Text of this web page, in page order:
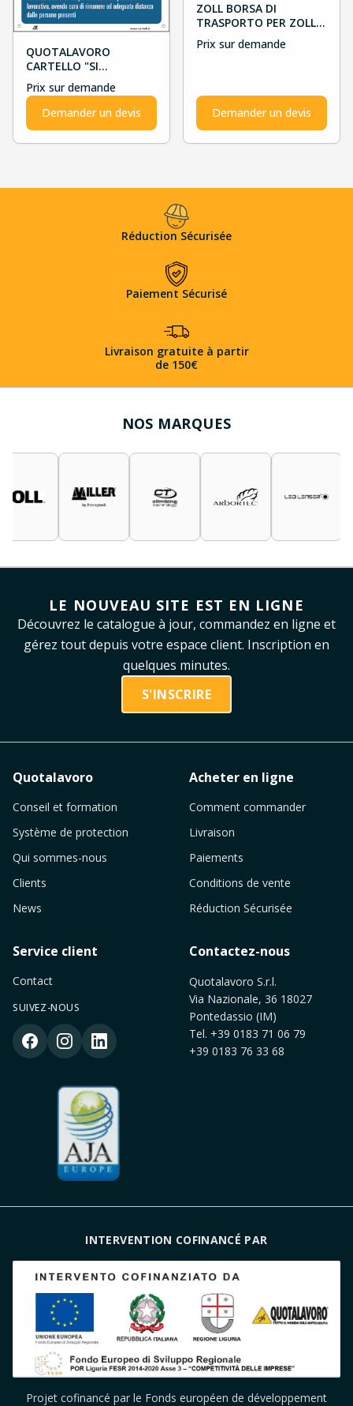
QUOTALAVORO
CARTELLO "SI
RICORDA..."
Prix sur demande
Demander un devis
ZOLL BORSA DI
TRASPORTO PER ZOLL
AED 3
Prix sur demande
Demander un devis
Réduction Sécurisée
Paiement Sécurisé
Livraison gratuite à partir
de 150€
NOS MARQUES
LE NOUVEAU SITE EST EN LIGNE
Découvrez le catalogue à jour, commandez en ligne et
gérez tout depuis votre espace client. Inscription en
quelques minutes.
S'INSCRIRE
Quotalavoro
Conseil et formation
Système de protection
Qui sommes-nous
Clients
News
Acheter en ligne
Comment commander
Livraison
Paiements
Conditions de vente
Réduction Sécurisée
Service client
Contact
SUIVEZ-NOUS
Contactez-nous
Quotalavoro S.r.l.
Via Nazionale, 36 18027
Pontedassio (IM)
Tel. +39 0183 71 06 79
+39 0183 76 33 68
INTERVENTION COFINANCÉ PAR
Projet cofinancé par le Fonds européen de développement